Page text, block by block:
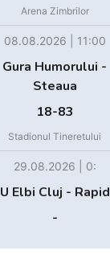
Arena Zimbrilor
08.08.2026 | 11:00
Gura Humorului -
Steaua
18-83
Stadionul Tineretului
29.08.2026 | 0:
U Elbi Cluj - Rapid
-